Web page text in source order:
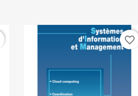
favorite_border